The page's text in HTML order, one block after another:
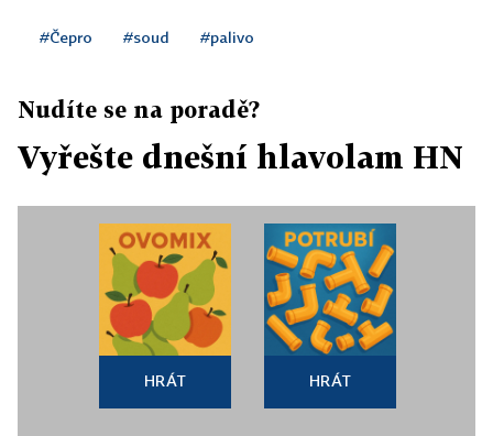
#Čepro #soud #palivo
Nudíte se na poradě?
Vyřešte dnešní hlavolam HN
HRÁT HRÁT